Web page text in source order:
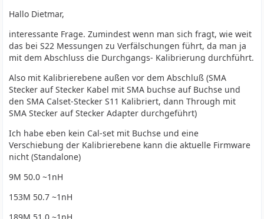
Hallo Dietmar,
interessante Frage. Zumindest wenn man sich fragt, wie weit
das bei S22 Messungen zu Verfälschungen führt, da man ja
mit dem Abschluss die Durchgangs- Kalibrierung durchführt.
Also mit Kalibrierebene außen vor dem Abschluß (SMA
Stecker auf Stecker Kabel mit SMA buchse auf Buchse und
den SMA Calset-Stecker S11 Kalibriert, dann Through mit
SMA Stecker auf Stecker Adapter durchgeführt)
Ich habe eben kein Cal-set mit Buchse und eine
Verschiebung der Kalibrierebene kann die aktuelle Firmware
nicht (Standalone)
9M 50.0 ~1nH
153M 50.7 ~1nH